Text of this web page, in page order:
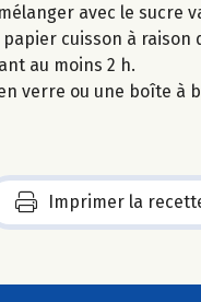
avec le sucre
cuisson à
au moins 2 h.
verre ou une boîte à
Imprimer la